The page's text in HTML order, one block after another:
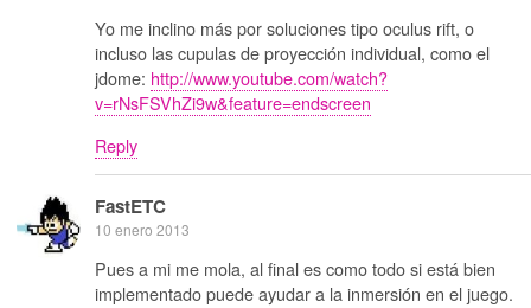
Yo me inclino más por soluciones tipo oculus rift, o
incluso las cupulas de proyección individual, como el
jdome: http://www.youtube.com/watch?
v=rNsFSVhZi9w&feature=endscreen
Reply
FastETC
10 enero 2013
Pues a mi me mola, al final es como todo si está bien
implementado puede ayudar a la inmersión en el juego.